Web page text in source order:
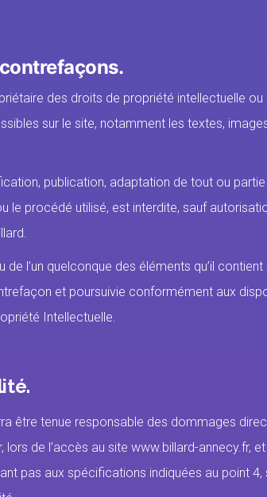
des droits de propriété intellectuelle ou
sur le site, notamment les textes,
publication, adaptation de tout ou
le procédé utilisé, est interdite, sauf
l’un quelconque des éléments qu’il contient
et poursuivie conformément aux
Intellectuelle.
être tenue responsable des dommages
lors de l’accès au site www.billard-annecy.fr,
pas aux spécifications indiquées au point 4,